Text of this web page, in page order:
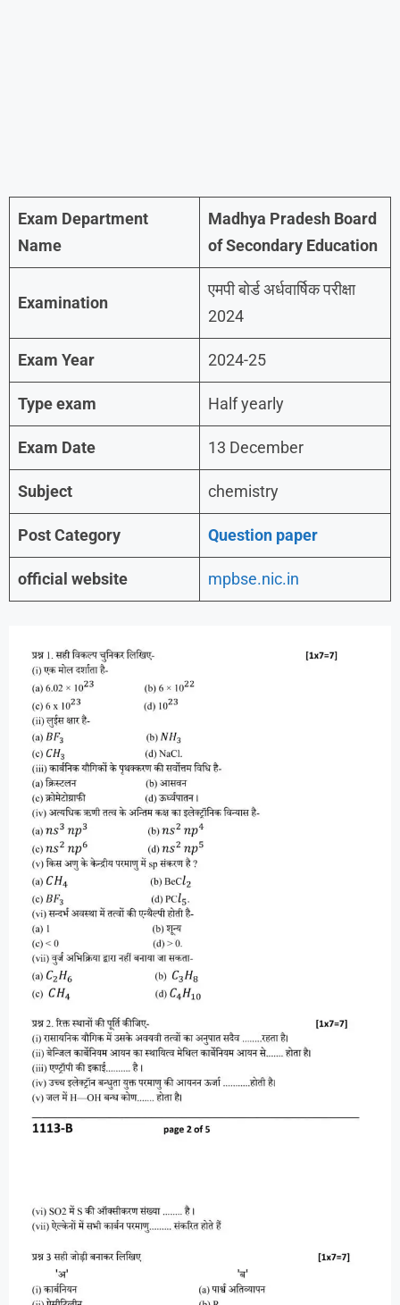
Exam Department
Name
Madhya Pradesh Board
of Secondary Education
Examination
एमपी बोर्ड अर्धवार्षिक परीक्षा
2024
Exam Year 2024-25
Type exam Half yearly
Exam Date 13 December
Subject chemistry
Post Category Question paper
official website mpbse.nic.in